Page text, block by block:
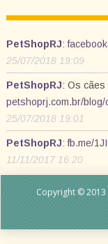
PetShopRJ:
25/07/2018 19:09
PetShopRJ: Os cães
petshoprj.com.br/
25/07/2018 19:01
PetShopRJ:fb.me/
11/11/2017 16:20
Copyright © 2013